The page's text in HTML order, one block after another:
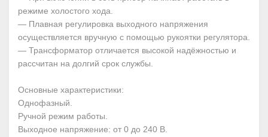
режиме холостого хода.
— Плавная регулировка выходного напряжения
осуществляется вручную с помощью рукоятки регулятора.
— Трансформатор отличается высокой надёжностью и
рассчитан на долгий срок службы.
Основные характеристики:
Однофазный.
Ручной режим работы.
Выходное напряжение: от 0 до 240 В.